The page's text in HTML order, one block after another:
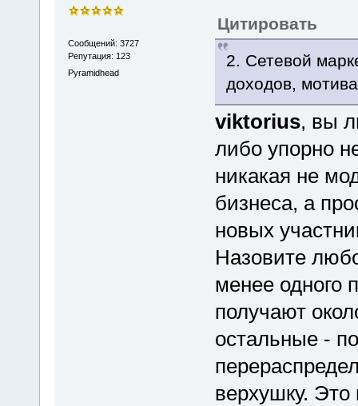
Сообщений: 3727
Репутация: 123
Pyramidhead
Цитировать
2. Сетевой
доходов,
viktorius, вы
либо упорно
никакая не
бизнеса, а
новых
Назовите
менее одного
получают
остальные -
верхушку. Это